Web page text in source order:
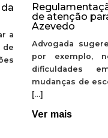
a
de
de atenção
Azevedo
Advogada
por exemplo,
dificuldades
mudanças de
[…]
Ver mais